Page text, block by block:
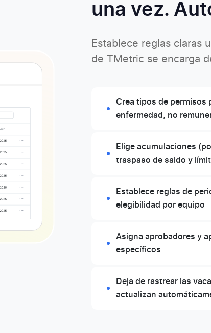
una vez.
Establece reglas claras
de TMetric se encarga
Crea tipos de permisos
enfermedad, no
Elige acumulaciones
traspaso de saldo y
Establece reglas de
elegibilidad por equipo
Asigna aprobadores y
específicos
Deja de rastrear las
actualizan